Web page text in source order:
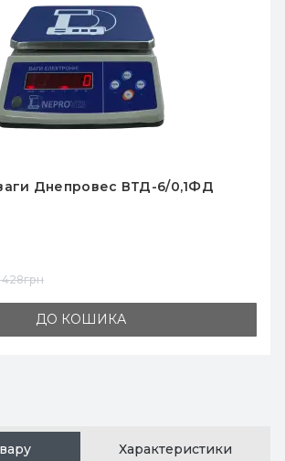
Днепровес ВТД-3/0,1 Т3-С
ДО КОШИКА
Характеристики